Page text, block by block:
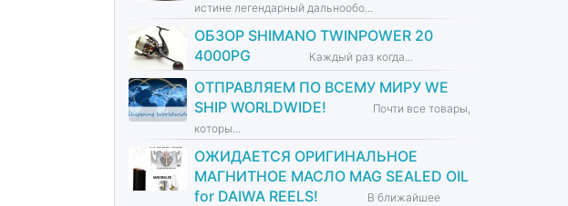
истине легендарный дальнообо...
ОБЗОР SHIMANO TWINPOWER 20
4000PG
Каждый раз когда...
ОТПРАВЛЯЕМ ПО ВСЕМУ МИРУ WE
SHIP WORLDWIDE!
Почти все товары,
которы...
ОЖИДАЕТСЯ ОРИГИНАЛЬНОЕ
МАГНИТНОЕ МАСЛО MAG SEALED OIL
for DAIWA REELS!
В ближайшее